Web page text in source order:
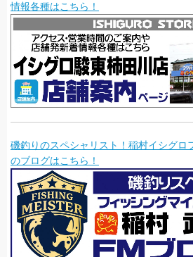
情報各種はこちら！
磯釣りのスペシャリスト！稲村イシグロ
のブログはこちら！